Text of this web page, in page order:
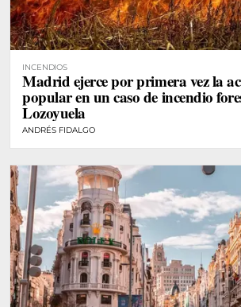
INCENDIOS
Madrid ejerce por primera vez la
popular en un caso de incendio
Lozoyuela
ANDRÉS FIDALGO